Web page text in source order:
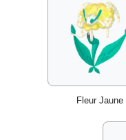
Fleur Jaune